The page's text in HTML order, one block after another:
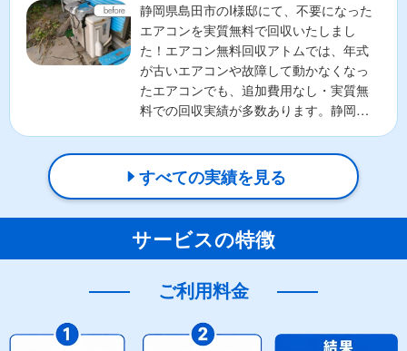
静岡県島田市のI様邸にて、不要になった
エアコンを実質無料で回収いたしまし
た！エアコン無料回収アトムでは、年式
が古いエアコンや故障して動かなくなっ
たエアコンでも、追加費用なし・実質無
料での回収実績が多数あります。静岡県
すべての実績を見る
サービスの特徴
ご利用料金